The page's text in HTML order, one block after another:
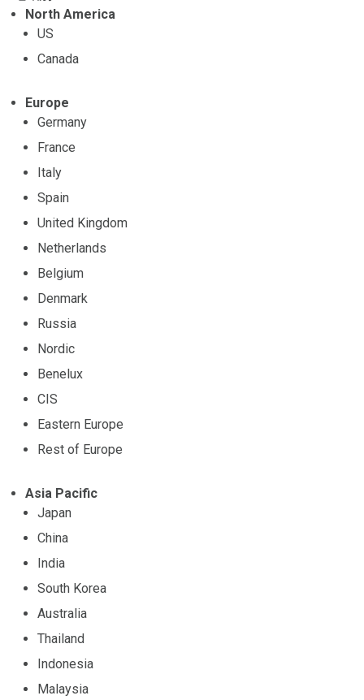
North America
US
Canada
Europe
Germany
France
Italy
Spain
United Kingdom
Netherlands
Belgium
Denmark
Russia
Nordic
Benelux
CIS
Eastern Europe
Rest of Europe
Asia Pacific
Japan
China
India
South Korea
Australia
Thailand
Indonesia
Malaysia